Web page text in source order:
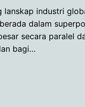
industri
dalam
secara paralel
bagi…